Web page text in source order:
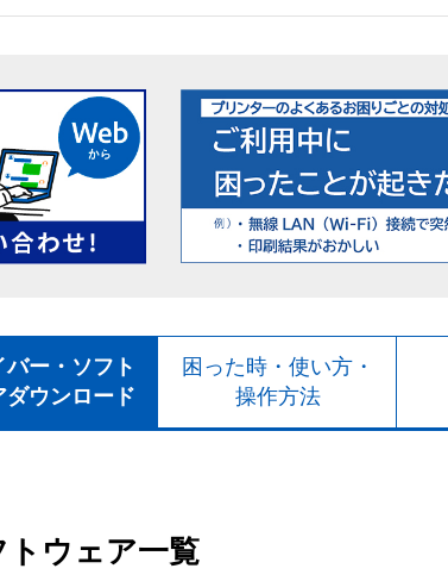
バー・ソフト
ダウンロード
困った時・使い方・
操作方法
トウェア一覧